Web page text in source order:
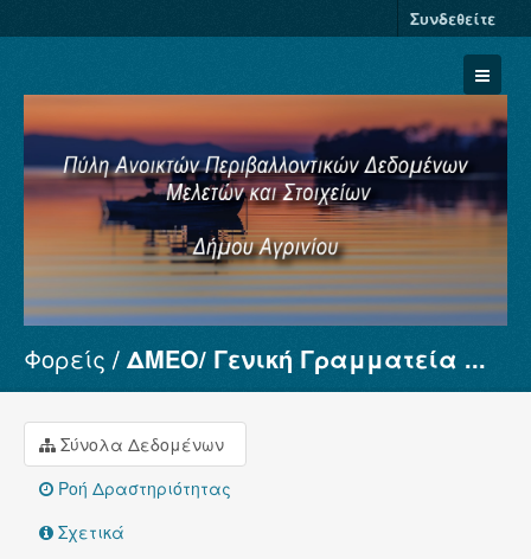
Συνδεθείτε
Σύνολα Δεδομένων
Φορείς
Ομάδες
Σχετικά
Φορείς ΔΜΕΟ/ Γενική Γραμματεία ...
Σύνολα Δεδομένων
Ροή Δραστηριότητας
Σχετικά